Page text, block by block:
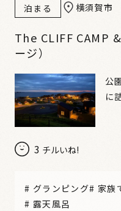
泊まる 横須賀市
The CLIFF CAMP
ージ）
3 チルいね!
公
に
# グランピング#家族
# 露天風呂